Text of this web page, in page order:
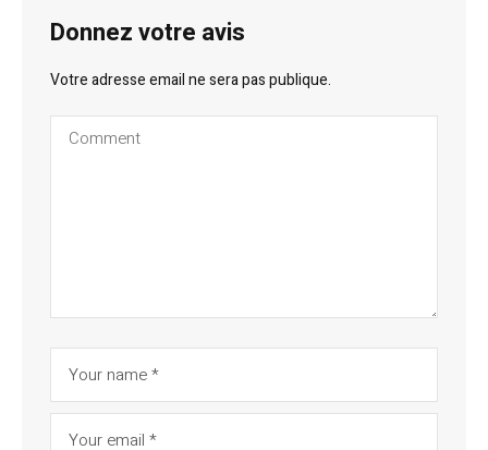
Donnez votre avis
Votre adresse email ne sera pas publique.